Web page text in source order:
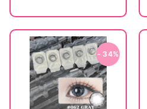
- 34%